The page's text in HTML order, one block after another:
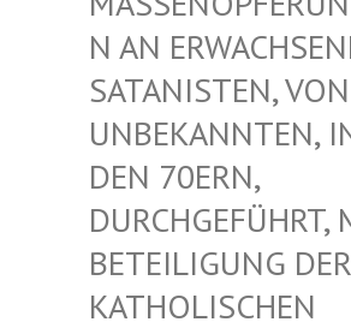
AN
ATANISTEN, VON U
NBEKANNTEN, IN
EN 70ERN, D
URCHGEFÜHRT,
ETEILIGUNG DER K
ATHOLISCHEN K